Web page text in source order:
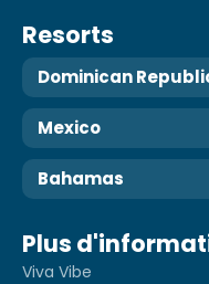
Resorts
Dominican
Mexico
Bahamas
Plus
Viva Vibe